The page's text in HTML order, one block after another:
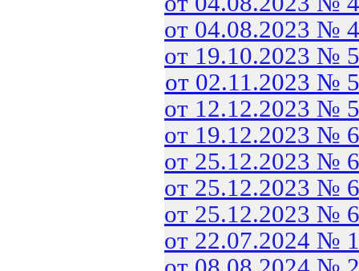
от 04.08.2023 №
от 19.10.2023 №
от 02.11.2023 №
от 12.12.2023 №
от 19.12.2023 №
от 25.12.2023 №
от 25.12.2023 №
от 25.12.2023 №
от 22.07.2024 №